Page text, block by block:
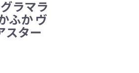
ラマラ
ふか ヴ
スター